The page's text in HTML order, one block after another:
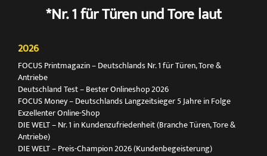
*Nr. 1 für Türen und Tore laut
2026
FOCUS Printmagazin – Deutschlands Nr. 1 für Türen, Tore &
Antriebe
Deutschland Test – Bester Onlineshop 2026
FOCUS Money – Deutschlands Langzeitsieger 5 Jahre in Folge
Exzellenter Online-Shop
DIE WELT – Nr. 1 in Kundenzufriedenheit (Branche Türen, Tore &
Antriebe)
DIE WELT – Preis-Champion 2026 (Kundenbegeisterung)